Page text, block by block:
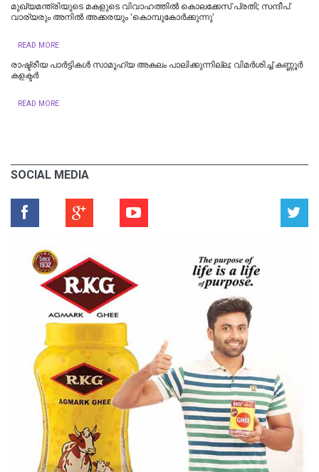
മുഖ്യമന്ത്രിയുടെ മകളുടെ വിവാഹത്തില്‍ കൊലക്കേസ് പ്രതി; സന്ദീപ്
വാര്യരും അനില്‍ അക്കരയും 'കൊമ്പുകോർക്കുന്നു'
READ MORE
രാഷ്ട്രീയ പാർട്ടികള്‍ സാമൂഹ്യ അകലം പാലിക്കുന്നില്ല; വിമർശിച്ച് കണ്ണൂർ
കളക്ടർ
READ MORE
SOCIAL MEDIA